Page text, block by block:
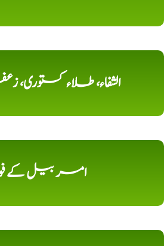
الشفاء، طلاء کستوری،
امر بیل کے